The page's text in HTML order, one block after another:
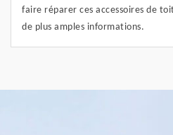
faire réparer ces accessoires de
de plus amples informations.